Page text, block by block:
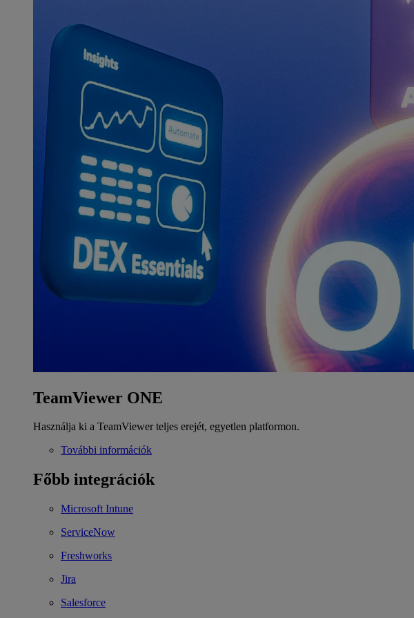
TeamViewer ONE
Használja ki a TeamViewer teljes erejét, egyetlen platformon.
További információk
Főbb integrációk
Microsoft Intune
ServiceNow
Freshworks
Jira
Salesforce